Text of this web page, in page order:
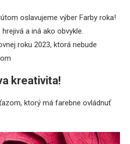
oslavujeme výber Farby roka!
a iná ako obvykle.
roku 2023, ktorá nebude
kreativita!
ktorý má farebne ovládnuť